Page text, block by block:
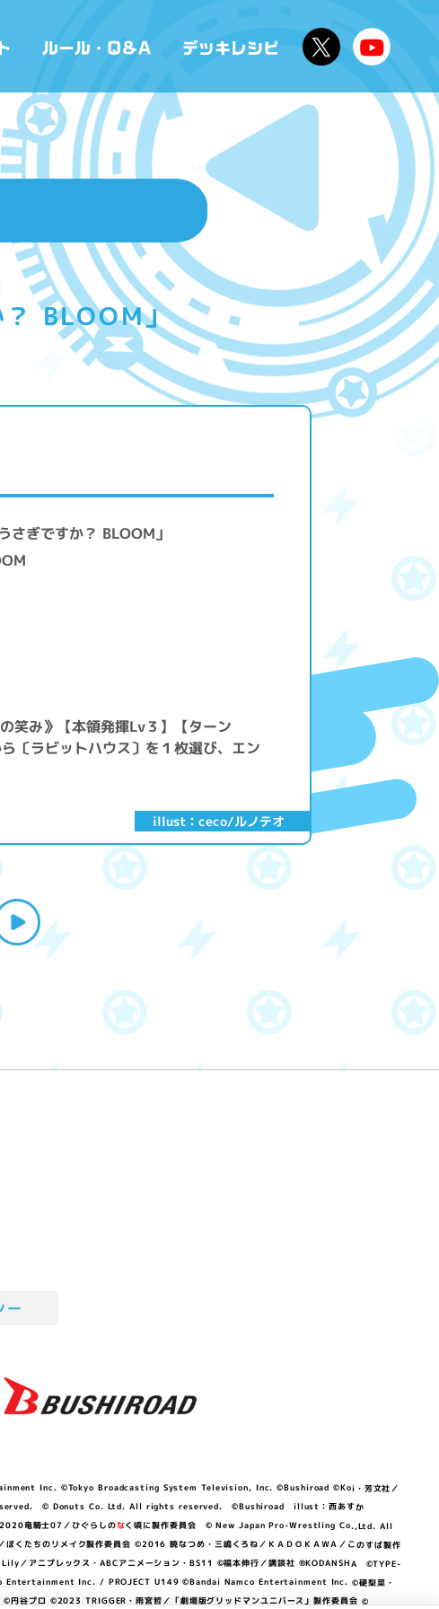
？ BLOOM」
illust：ceco/ルノテオ
さぎですか？ BLOOM」
笑み》【本領発揮Lv３】【ターン
〔ラビットハウス〕を１枚選び、エン
ー
Inc. ©Tokyo Broadcasting System Television, Inc. ©Bushiroad ©Koi・芳文社／
© Donuts Co. Ltd. All rights reserved. ©Bushiroad illust：西あすか
竜騎士07／ひぐらしのなく頃に製作委員会 © New Japan Pro-Wrestling Co.,Ltd. All
のリメイク製作委員会 ©2016 暁なつめ・三嶋くろね／ＫＡＤＯＫＡＷＡ／このすば製作
アニプレックス・ABCアニメーション・BS11 ©福本伸行／講談社 ®KODANSHA ©TYPE-
Entertainment Inc. / PROJECT U149 ©Bandai Namco Entertainment Inc. ©硬梨菜・
円谷プロ ©2023 TRIGGER・雨宮哲／「劇場版グリッドマンユニバース」製作委員会 ©